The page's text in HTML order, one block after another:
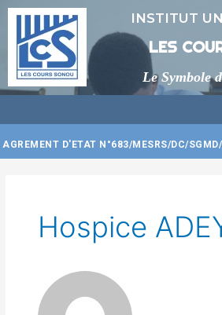
Aller
contenu
INSTITUT
LES
Le Symbole
N°683/MESRS/DC/SGMD/DGES/DPES/
Hospice
Pagination
publications